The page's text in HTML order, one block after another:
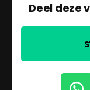
Deel deze